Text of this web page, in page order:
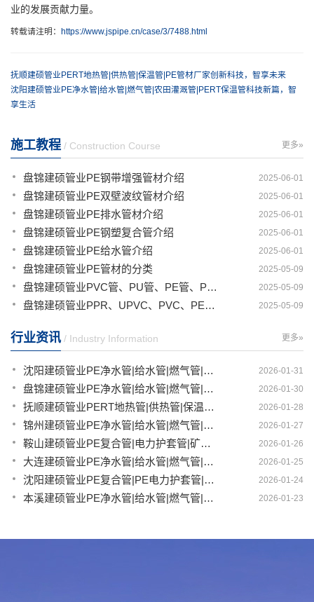
业的发展贡献力量。
转载请注明： https://www.jspipe.cn/case/3/7488.html
抚顺建硕管业PERT地热管|供热管|保温管|PE管材厂家创新科技，智享未来
沈阳建硕管业PE净水管|给水管|燃气管|农田灌溉管|PERT保温管科技新篇，智
享生活
更多»
施工教程 / Construction Course
2025-06-01
盘锦建硕管业PE钢带增强管材介绍
2025-06-01
盘锦建硕管业PE双壁波纹管材介绍
2025-06-01
盘锦建硕管业PE排水管材介绍
2025-06-01
盘锦建硕管业PE钢塑复合管介绍
2025-06-01
盘锦建硕管业PE给水管介绍
2025-05-09
盘锦建硕管业PE管材的分类
2025-05-09
盘锦建硕管业PVC管、PU管、PE管、PP管有那些区别
2025-05-09
盘锦建硕管业PPR、UPVC、PVC、PERT、PE、HDPE塑料管材详解
更多»
行业资讯 / Industry Information
2026-01-31
沈阳建硕管业PE净水管|给水管|燃气管|农田灌溉管|PERT保温管科技新篇，智享生活
2026-01-30
盘锦建硕管业PE净水管|给水管|燃气管|农田灌溉管|PERT保温管科技领航，智享未来
2026-01-28
抚顺建硕管业PERT地热管|供热管|保温管|PE管材厂家创新科技，智享未来
2026-01-27
锦州建硕管业PE净水管|给水管|燃气管|PERT保温管|农田灌溉管材科技新纪元
2026-01-26
鞍山建硕管业PE复合管|电力护套管|矿用管|农田灌溉管|PERT保温管科技领航，智享未来
2026-01-25
大连建硕管业PE净水管|给水管|燃气管|PERT保温管|农田灌溉管材创新先锋
2026-01-24
沈阳建硕管业PE复合管|PE电力护套管|PE矿用管|PE净水管|PE给水管创新智造，领航未来
2026-01-23
本溪建硕管业PE净水管|给水管|燃气管|农田灌溉管|PERT保温管全方位解决方案